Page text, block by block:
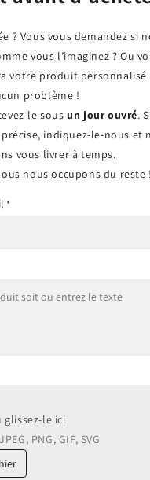
? Vous vous demandez si
vous l’imaginez ? Ou
votre produit personnalisé
problème !
le sousun jour ouvré.
indiquez-le-nous et
vous livrer à temps.
nous occupons du reste !
*
glissez-le ici
PNG, GIF, SVG